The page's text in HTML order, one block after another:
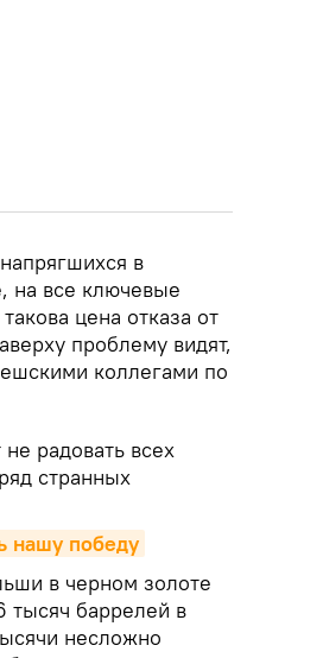
в
на все ключевые
цена отказа от
проблему видят,
коллегами по
радовать всех
странных
нашу победу
в черном золоте
тысяч баррелей в
несложно